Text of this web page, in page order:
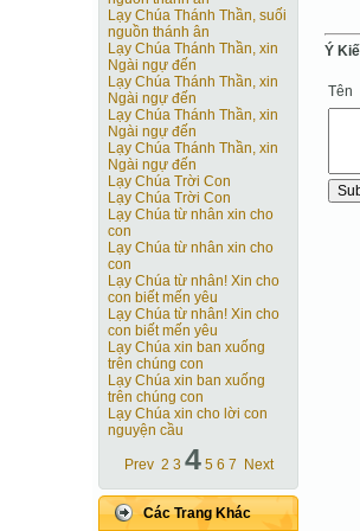
Lạy Chúa Thánh Thần, suối
nguồn thánh ân
Lạy Chúa Thánh Thần, xin
Ngài ngự đến
Lạy Chúa Thánh Thần, xin
Ngài ngự đến
Lạy Chúa Thánh Thần, xin
Ngài ngự đến
Lạy Chúa Thánh Thần, xin
Ngài ngự đến
Lạy Chúa Trời Con
Lạy Chúa Trời Con
Lạy Chúa từ nhân xin cho
con
Lạy Chúa từ nhân xin cho
con
Lạy Chúa từ nhân! Xin cho
con biết mến yêu
Lạy Chúa từ nhân! Xin cho
con biết mến yêu
Lạy Chúa xin ban xuống
trên chúng con
Lạy Chúa xin ban xuống
trên chúng con
Lạy Chúa xin cho lời con
nguyện cầu
Prev 2 3 4 5 6 7 Next
Các Trang Khác
Ý
Tên